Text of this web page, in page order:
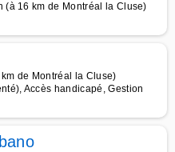
(à 16 km de Montréal la Cluse)
de Montréal la Cluse)
Accès handicapé, Gestion